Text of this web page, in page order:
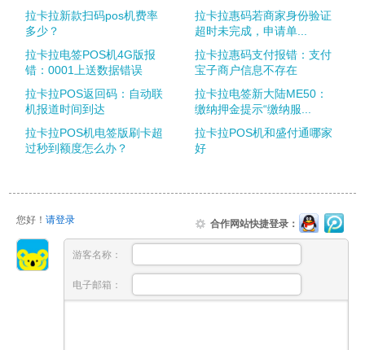
拉卡拉新款扫码pos机费率
多少？
拉卡拉惠码若商家身份验证
超时未完成，申请单...
拉卡拉电签POS机4G版报
错：0001上送数据错误
拉卡拉惠码支付报错：支付
宝子商户信息不存在
拉卡拉POS返回码：自动联
机报道时间到达
拉卡拉电签新大陆ME50：
缴纳押金提示“缴纳服...
拉卡拉POS机电签版刷卡超
过秒到额度怎么办？
拉卡拉POS机和盛付通哪家
好
您好！ 请登录 合作网站快捷登录：
游客名称：
电子邮箱：